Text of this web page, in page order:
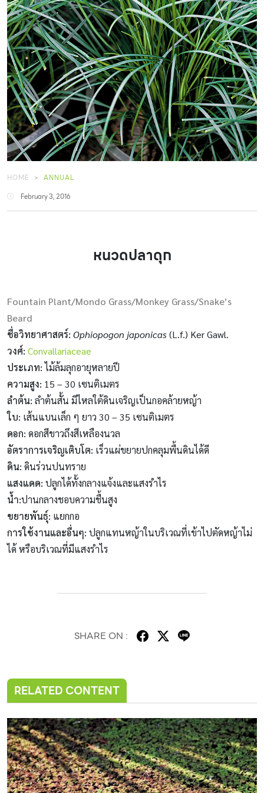
HOME
ANNUAL
February 3, 2016
หนวดปลาดุก
Fountain Plant/Mondo Grass/Monkey Grass/Snake’s
Beard
ชื่อวิทยาศาสตร์: Ophiopogon japonicas (L.f.) Ker Gawl.
วงศ์: Convallariaceae
ประเภท:ไม้ล้มลุกอายุหลายปี
ความสูง: 15 – 30 เซนติเมตร
ลำต้น: ลำต้นสั้น มีไหลใต้ดินเจริญเป็นกอคล้ายหญ้า
ใบ: เส้นแบนเล็ก ๆ ยาว 30 – 35 เซนติเมตร
ดอก: ดอกสีขาวถึงสีเหลืองนวล
อัตราการเจริญเติบโต: เร็วแผ่ขยายปกคลุมพื้นดินได้ดี
ดิน: ดินร่วนปนทราย
แสงแดด: ปลูกได้ทั้งกลางแจ้งและแสงรำไร
น้ำ:ปานกลางชอบความชื้นสูง
ขยายพันธุ์: แยกกอ
การใช้งานและอื่นๆ: ปลูกแทนหญ้าในบริเวณที่เข้าไปตัดหญ้าไม่
ได้ หรือบริเวณที่มีแสงรำไร
SHARE ON :
RELATED CONTENT